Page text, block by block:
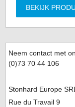
BEKIJK
Neem contact met
(0)73 70 44 106
Stonhard Europe SRL
Rue du Travail 9